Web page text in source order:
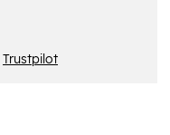
Trustpilot